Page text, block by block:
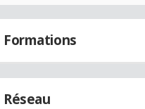
Formations
Réseau